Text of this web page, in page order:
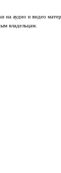
на аудио и видео
владельцам.